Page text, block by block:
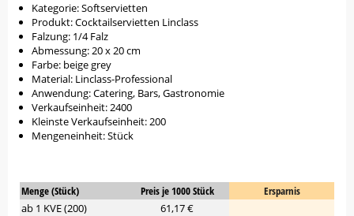
Kategorie: Softservietten
Produkt: Cocktailservietten Linclass
Falzung: 1/4 Falz
Abmessung: 20 x 20 cm
Farbe: beige grey
Material: Linclass-Professional
Anwendung: Catering, Bars, Gastronomie
Verkaufseinheit: 2400
Kleinste Verkaufseinheit: 200
Mengeneinheit: Stück
Menge (Stück) Preis je 1000 Stück
Ersparnis
ab 1 KVE (200)
61,17 €